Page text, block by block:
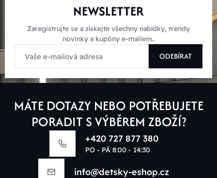
NEWSLETTER
Zaregistrujte se a získejte všechny nabídky, trendy
novinky a kupóny e-mailem..
ODEBÍRAT
MÁTE DOTAZY NEBO POTŘEBUJETE
PORADIT S VÝBĚREM ZBOŽÍ?
+420 727 877 380
PO - PÁ 8:00 - 14:30
info@detsky-eshop.cz